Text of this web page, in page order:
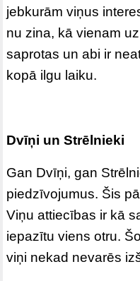
jebkurām viņus
nu zina, kā vienam
saprotas un abi ir
kopā ilgu laiku.
Dvīņi un Strēlnieki
Gan Dvīņi, gan
piedzīvojumus. Šis
Viņu attiecības ir kā
iepazītu viens otru.
viņi nekad nevarēs